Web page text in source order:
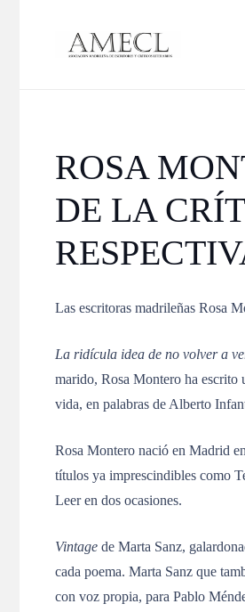
ROSA
DE LA
Las escritoras madrileñas Rosa
La ridícula idea de no volver a
marido, Rosa Montero ha escrito
vida, en palabras de Alberto
Rosa Montero nació en Madrid
títulos ya imprescindibles como
Leer en dos ocasiones.
Vintage de Marta Sanz,
cada poema. Marta Sanz que
con voz propia, para Pablo